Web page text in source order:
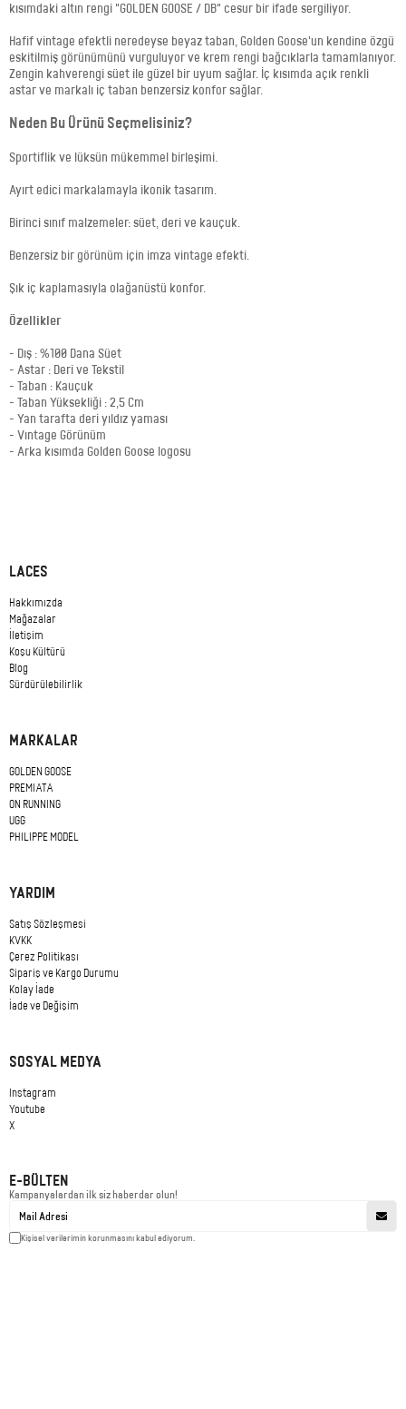
kısımdaki altın rengi "GOLDEN GOOSE / DB" cesur bir ifade sergiliyor.
Hafif vintage efektli neredeyse beyaz taban, Golden Goose'un kendine özgü
eskitilmiş görünümünü vurguluyor ve krem rengi bağcıklarla tamamlanıyor.
Zengin kahverengi süet ile güzel bir uyum sağlar. İç kısımda açık renkli
astar ve markalı iç taban benzersiz konfor sağlar.
Neden Bu Ürünü Seçmelisiniz?
Sportiflik ve lüksün mükemmel birleşimi.
Ayırt edici markalamayla ikonik tasarım.
Birinci sınıf malzemeler: süet, deri ve kauçuk.
Benzersiz bir görünüm için imza vintage efekti.
Şık iç kaplamasıyla olağanüstü konfor.
Özellikler
- Dış : %100 Dana Süet
- Astar : Deri ve Tekstil
- Taban : Kauçuk
- Taban Yüksekliği : 2,5 Cm
- Yan tarafta deri yıldız yaması
- Vıntage Görünüm
- Arka kısımda Golden Goose logosu
LACES
Hakkımızda
Mağazalar
İletişim
Koşu Kültürü
Blog
Sürdürülebilirlik
MARKALAR
GOLDEN GOOSE
PREMIATA
ON RUNNING
UGG
PHILIPPE MODEL
YARDIM
Satış Sözleşmesi
KVKK
Çerez Politikası
Sipariş ve Kargo Durumu
Kolay İade
İade ve Değişim
SOSYAL MEDYA
Instagram
Youtube
X
E-BÜLTEN
Kampanyalardan ilk siz haberdar olun!
Kişisel verilerimin korunmasını kabul ediyorum.